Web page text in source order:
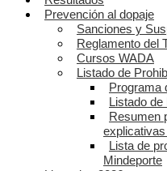
Prevención al dopaje
Sanciones y
Reglamento del
Cursos WADA
Listado de
Programa
Listado de
Resumen
Lista de
Mindeporte